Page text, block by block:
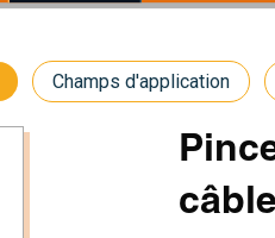
Champs d'application